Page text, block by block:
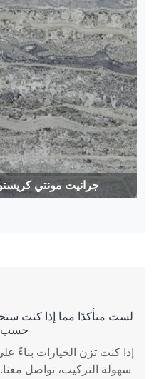
جرانيت مونتي
لست متأكدًا مما إذا كنت
حسب
إذا كنت تزن الخيارات
سهولة التركيب، تواصل